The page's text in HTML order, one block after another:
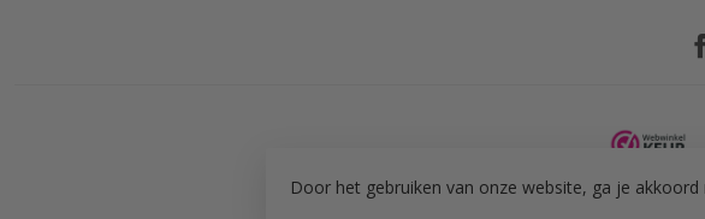
©
Door het gebruiken van onze website, ga je